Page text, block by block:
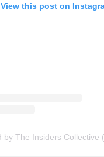
View this post on